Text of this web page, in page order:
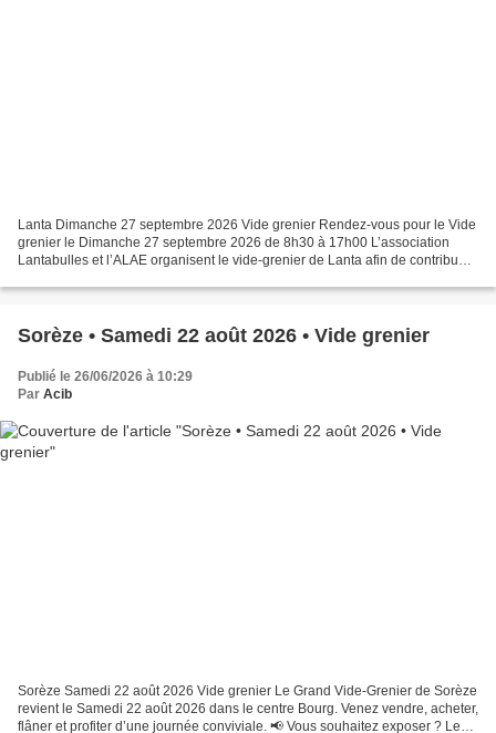
Lanta Dimanche 27 septembre 2026 Vide grenier Rendez-vous pour le Vide
grenier le Dimanche 27 septembre 2026 de 8h30 à 17h00 L’association
Lantabulles et l’ALAE organisent le vide-grenier de Lanta afin de contribuer
Sorèze • Samedi 22 août 2026 • Vide grenier
Publié le 26/06/2026 à 10:29
Par Acib
Sorèze Samedi 22 août 2026 Vide grenier Le Grand Vide-Grenier de Sorèze
revient le Samedi 22 août 2026 dans le centre Bourg. Venez vendre, acheter,
flâner et profiter d’une journée conviviale. 📢 Vous souhaitez exposer ? Le